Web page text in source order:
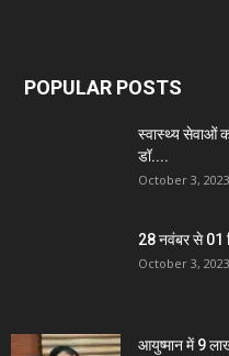
POPULAR POSTS
स्वास्थ्य सेवाओं
डॉ....
October 3, 2023
28 नवंबर से 01
October 3, 2023
आयुष्मान में 9